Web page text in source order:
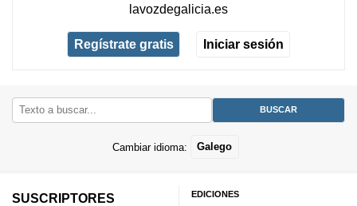
lavozdegalicia.es
Regístrate gratis Iniciar sesión
Cambiar idioma: Galego
SUSCRIPTORES
EDICIONES